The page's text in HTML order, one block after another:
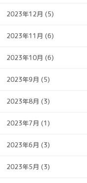
2023年12月 (5)
2023年11月 (6)
2023年10月 (6)
2023年9月 (5)
2023年8月 (3)
2023年7月 (1)
2023年6月 (3)
2023年5月 (3)